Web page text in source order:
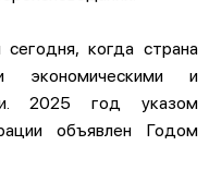
когда страна
экономическими и
2025 год указом
объявлен Годом